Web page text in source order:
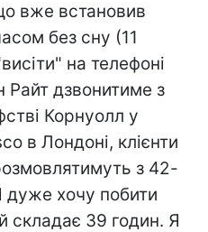
вже встановив
без сну (11
на телефоні
Райт дзвонитиме з
Корнуолл у
в Лондоні, клієнти
з 42-
дуже хочу побити
складає 39 годин. Я